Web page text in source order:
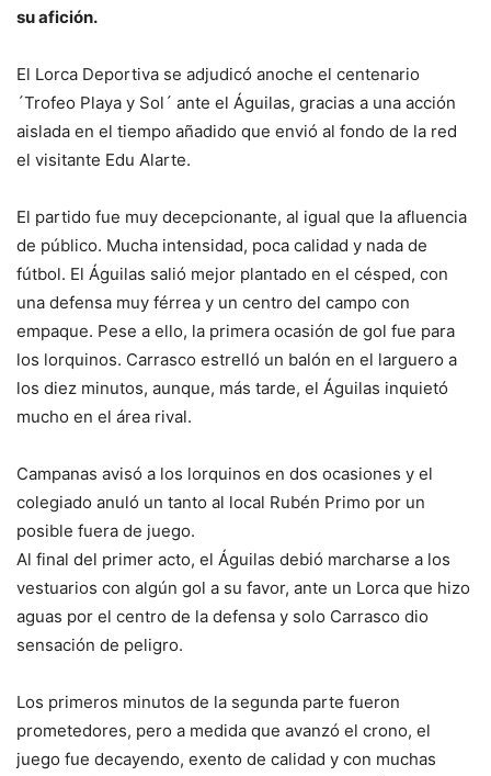
su afición.
El Lorca Deportiva se adjudicó anoche el centenario
´Trofeo Playa y Sol´ ante el Águilas, gracias a una acción
aislada en el tiempo añadido que envió al fondo de la red
el visitante Edu Alarte.
El partido fue muy decepcionante, al igual que la afluencia
de público. Mucha intensidad, poca calidad y nada de
fútbol. El Águilas salió mejor plantado en el césped, con
una defensa muy férrea y un centro del campo con
empaque. Pese a ello, la primera ocasión de gol fue para
los lorquinos. Carrasco estrelló un balón en el larguero a
los diez minutos, aunque, más tarde, el Águilas inquietó
mucho en el área rival.
Campanas avisó a los lorquinos en dos ocasiones y el
colegiado anuló un tanto al local Rubén Primo por un
posible fuera de juego.
Al final del primer acto, el Águilas debió marcharse a los
vestuarios con algún gol a su favor, ante un Lorca que hizo
aguas por el centro de la defensa y solo Carrasco dio
sensación de peligro.
Los primeros minutos de la segunda parte fueron
prometedores, pero a medida que avanzó el crono, el
juego fue decayendo, exento de calidad y con muchas